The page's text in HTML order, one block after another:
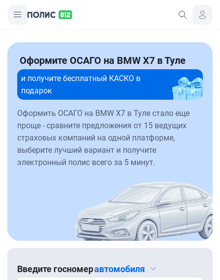
Оформите ОСАГО на BMW X7 в Туле
и получите бесплатный КАСКО в
подарок
Оформить ОСАГО на BMW X7 в Туле стало еще
проще - сравните предложения от 15 ведущих
страховых компаний на одной платформе,
выберите лучший вариант и получите
электронный полис всего за 5 минут.
Введите госномеравтомобиля